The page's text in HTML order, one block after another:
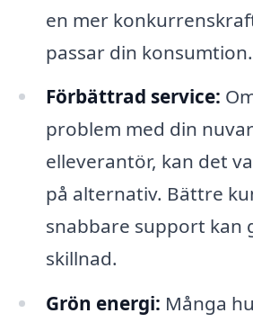
en mer
passar din konsumtion.
Förbättrad service:
problem med din
elleverantör, kan det
på alternativ. Bättre
snabbare support kan
skillnad.
Grön energi: Många